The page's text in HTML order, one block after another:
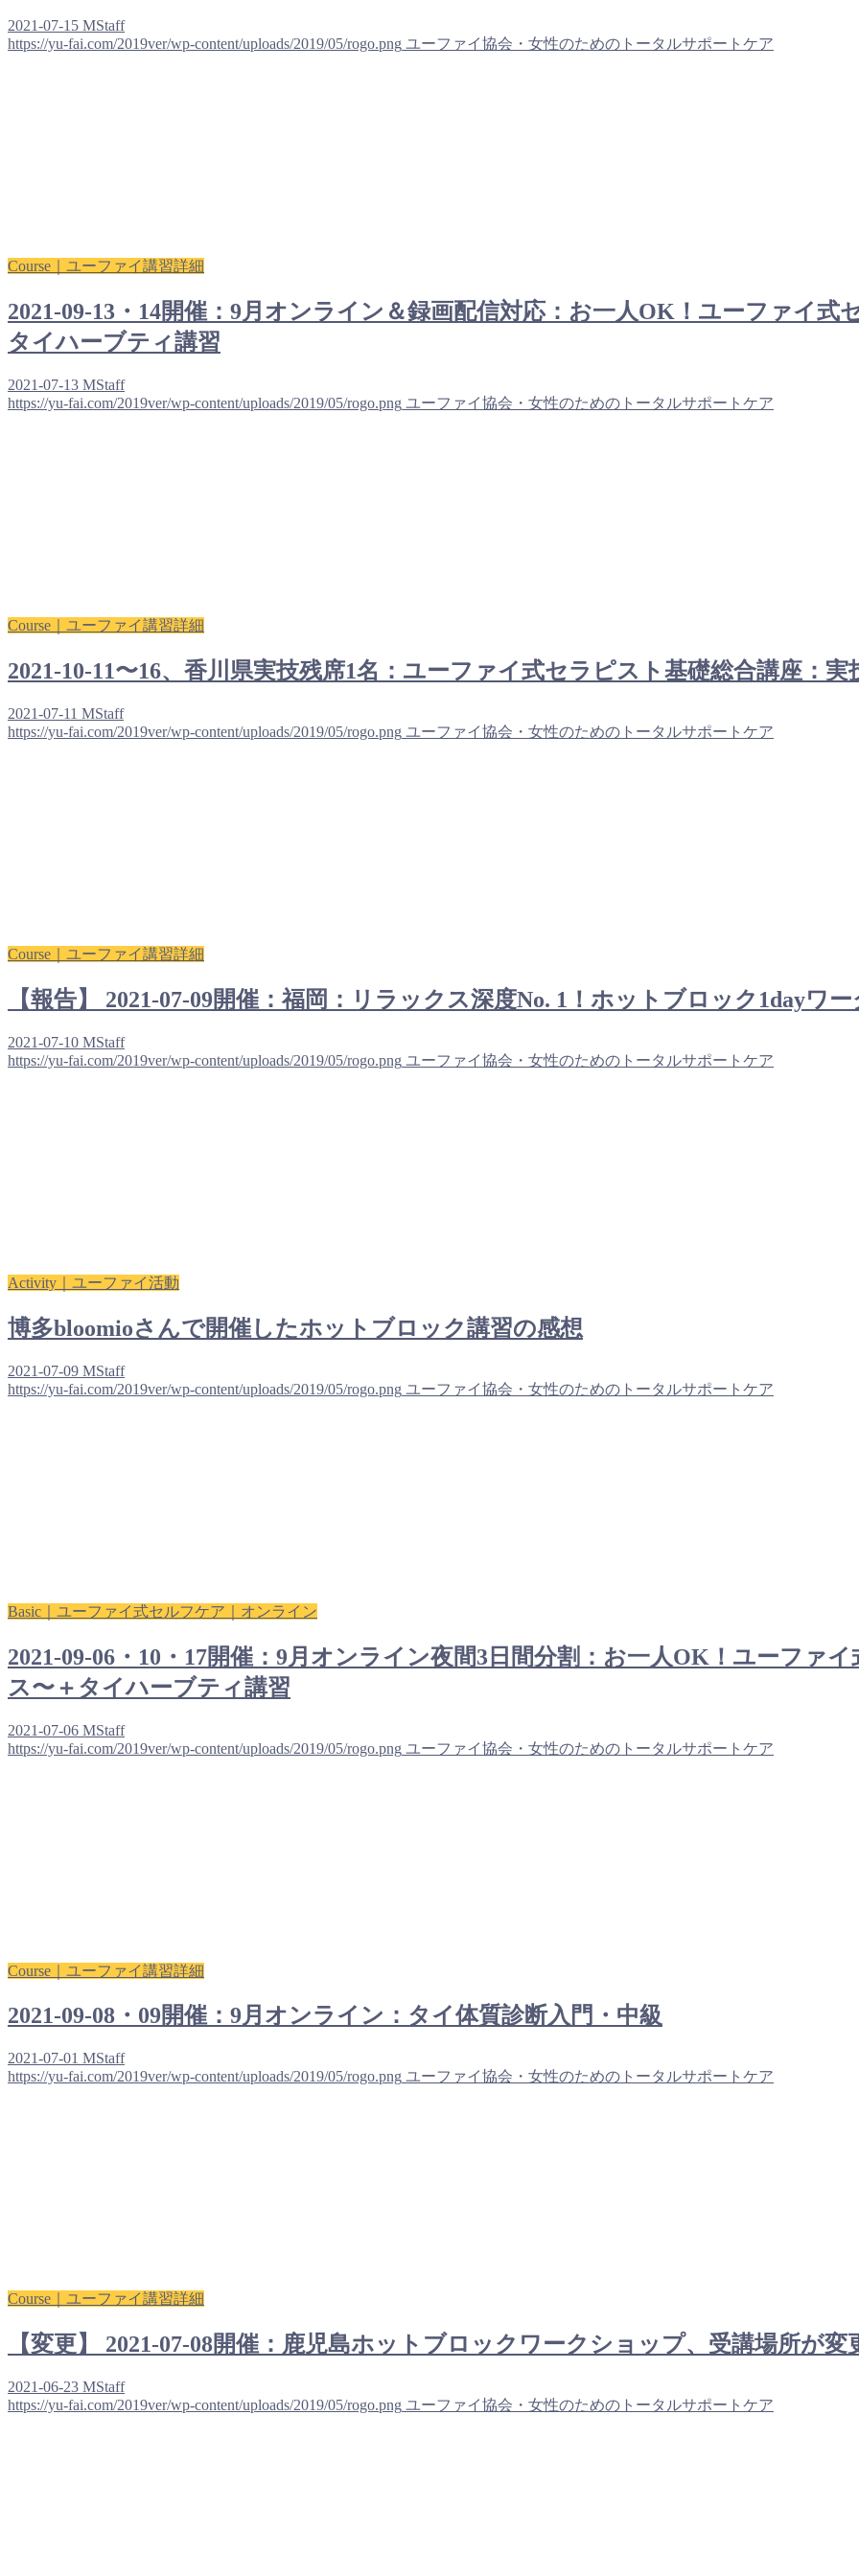
2021-07-15 MStaff
https://yu-fai.com/2019ver/wp-content/uploads/2019/05/rogo.png ユーファイ協会・女性のためのトータルサポートケア
Course｜ユーファイ講習詳細
2021-09-13・14開催：9月オンライン＆録画配信対応：お一人OK！ユーファイ式
タイハーブティ講習
2021-07-13 MStaff
https://yu-fai.com/2019ver/wp-content/uploads/2019/05/rogo.png ユーファイ協会・女性のためのトータルサポートケア
Course｜ユーファイ講習詳細
2021-10-11〜16、香川県実技残席1名：ユーファイ式セラピスト基礎総合講座：実
2021-07-11 MStaff
https://yu-fai.com/2019ver/wp-content/uploads/2019/05/rogo.png ユーファイ協会・女性のためのトータルサポートケア
Course｜ユーファイ講習詳細
【報告】 2021-07-09開催：福岡：リラックス深度No. 1！ホットブロック1dayワ
2021-07-10 MStaff
https://yu-fai.com/2019ver/wp-content/uploads/2019/05/rogo.png ユーファイ協会・女性のためのトータルサポートケア
Activity｜ユーファイ活動
博多bloomioさんで開催したホットブロック講習の感想
2021-07-09 MStaff
https://yu-fai.com/2019ver/wp-content/uploads/2019/05/rogo.png ユーファイ協会・女性のためのトータルサポートケア
Basic｜ユーファイ式セルフケア｜オンライン
2021-09-06・10・17開催：9月オンライン夜間3日間分割：お一人OK！ユーファ
ス〜＋タイハーブティ講習
2021-07-06 MStaff
https://yu-fai.com/2019ver/wp-content/uploads/2019/05/rogo.png ユーファイ協会・女性のためのトータルサポートケア
Course｜ユーファイ講習詳細
2021-09-08・09開催：9月オンライン：タイ体質診断入門・中級
2021-07-01 MStaff
https://yu-fai.com/2019ver/wp-content/uploads/2019/05/rogo.png ユーファイ協会・女性のためのトータルサポートケア
Course｜ユーファイ講習詳細
【変更】 2021-07-08開催：鹿児島ホットブロックワークショップ、受講場所が変
2021-06-23 MStaff
https://yu-fai.com/2019ver/wp-content/uploads/2019/05/rogo.png ユーファイ協会・女性のためのトータルサポートケア